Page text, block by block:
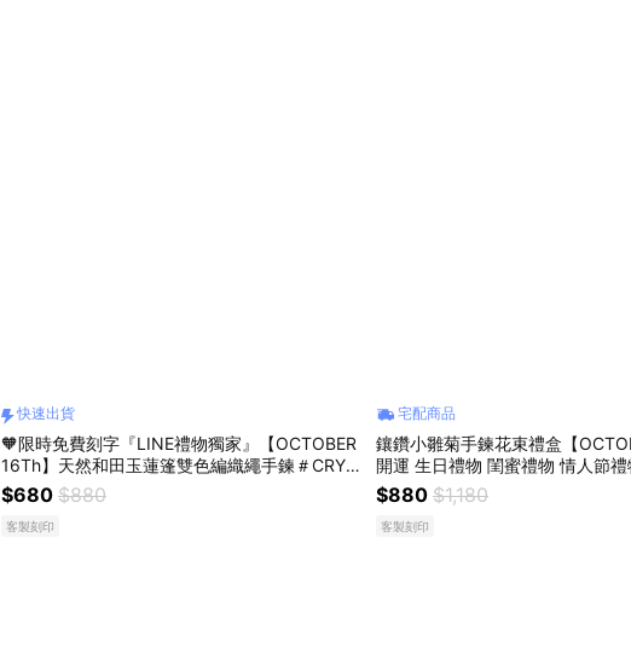
快速出貨
🧡限時免費刻字『LINE禮物獨家』【OCTOBER
16Th】天然和田玉蓮篷雙色編織繩手鍊＃CRY1
173 開運 生日禮物 閨蜜禮物 情人節禮物 交換禮
物 客製化禮物
$680 $880
客製刻印
宅配商品
鑲鑽小雛菊手鍊花束禮盒【
開運 生日禮物 閨蜜禮物 情人節
交換禮物 純銀手鍊 客製化禮物
$880 $1,180
客製刻印